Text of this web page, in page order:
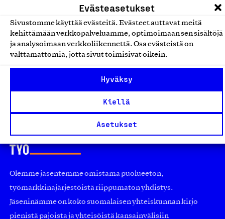
Evästeasetukset
Sivustomme käyttää evästeitä. Evästeet auttavat meitä
kehittämään verkkopalveluamme, optimoimaan sen sisältöjä
ja analysoimaan verkkoliikennettä. Osa evästeistä on
välttämättömiä, jotta sivut toimisivat oikein.
Hyväksy
Kiellä
Asetukset
Keksit ja makeiset
Makeiset
Oy Freca Sales Ab, Tuote
Olemme jäsentemme omistama puolueeton,
työmarkkinajärjestöistä riippumaton yhdistys.
Jäseninämme on koko suomalaisen yhteiskunnan kirjo
pienistä pajoista ja yhteisöistä kansainvälisiin